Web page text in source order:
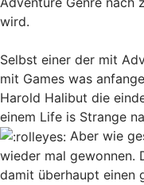
wird.
Selbst einer der mit
mit Games was
Harold Halibut die
einem Life is Strange
Aber wie
wieder mal gewonnen.
damit überhaupt einen